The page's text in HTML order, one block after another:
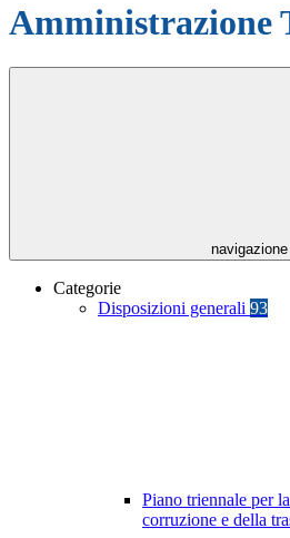
Amministrazione
navigazione
Categorie
Disposizioni generali 93
Piano triennale per
corruzione e della